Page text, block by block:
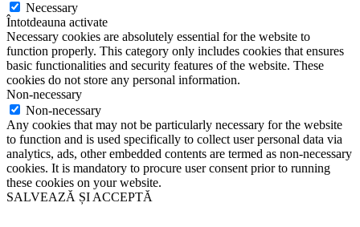
Necessary
Întotdeauna activate
Necessary cookies are absolutely essential for the website to
function properly. This category only includes cookies that ensures
basic functionalities and security features of the website. These
cookies do not store any personal information.
Non-necessary
Non-necessary
Any cookies that may not be particularly necessary for the website
to function and is used specifically to collect user personal data via
analytics, ads, other embedded contents are termed as non-necessary
cookies. It is mandatory to procure user consent prior to running
these cookies on your website.
SALVEAZĂ ȘI ACCEPTĂ